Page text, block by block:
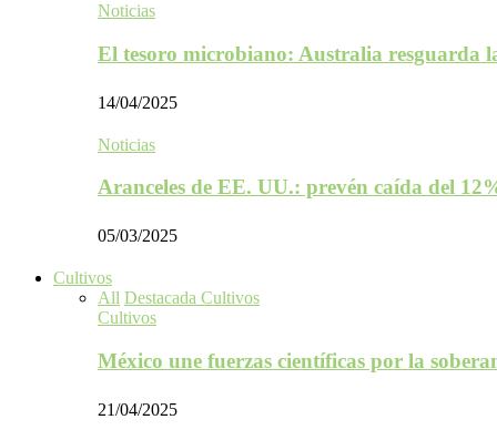
Noticias
El tesoro microbiano: Australia resguarda
14/04/2025
Noticias
Aranceles de EE. UU.: prevén caída del
05/03/2025
Cultivos
All Destacada Cultivos
Cultivos
México une fuerzas científicas por la
21/04/2025